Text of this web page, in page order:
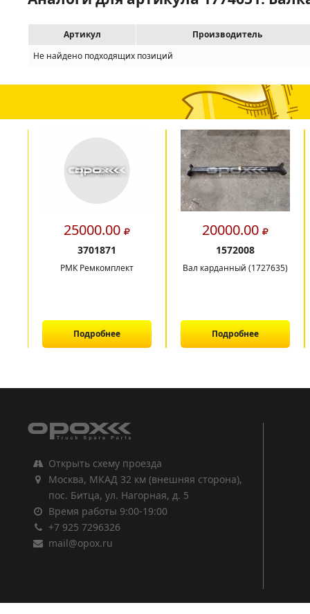
Артикул
Производитель
Не найдено подходящих позиций
25000.00
3701871
РМК Ремкомплект
Подробнее
20000.00
1572008
Вал карданный (1727635)
Подробнее
Открыть схему проезда
Москва, МКАД 32 км (внешняя сторона),
пос. Битца, ул. Нагорная, д. 5
Время работы 9:00-19:00
+7 925 7296326
mail@opox.ru